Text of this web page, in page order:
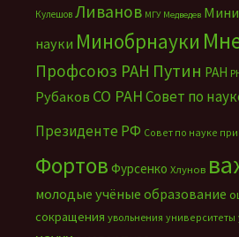
Кулешов Ливанов МГУ Медведев
науки Минобрнауки
Профсоюз РАН Путин РАН
Рубаков СО РАНСовет по
Президенте РФ Совет по науке
Фортов Фурсенко Хлунов
молодые учёные образование
сокращения увольнения университеты